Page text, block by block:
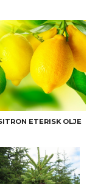
ETERISK OLJE